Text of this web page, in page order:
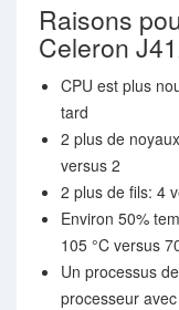
Raisons
Celeron
CPU est plus
tard
2 plus de
versus 2
2 plus de fils: 4
Environ 50%
105 °C versus
Un processus
processeur